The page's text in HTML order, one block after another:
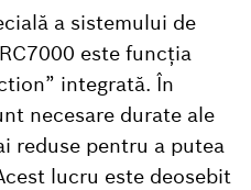
a sistemului de
este funcția
integrată. În
necesare durate ale
reduse pentru a putea
lucru este deosebit